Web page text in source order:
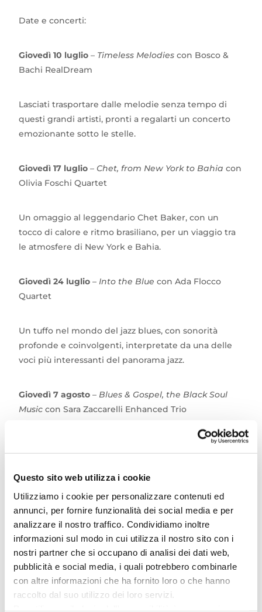
Questo sito web utilizza i cookie
Utilizziamo i cookie per personalizzare contenuti ed
annunci, per fornire funzionalità dei social media e per
analizzare il nostro traffico. Condividiamo inoltre
informazioni sul modo in cui utilizza il nostro sito con i
nostri partner che si occupano di analisi dei dati web,
pubblicità e social media, i quali potrebbero combinarle
con altre informazioni che ha fornito loro o che hanno
raccolto dal suo utilizzo dei loro servizi.
Date e concerti:
Giovedì 10 luglio – Timeless Melodies con Bosco &
Bachi RealDream
Lasciati trasportare dalle melodie senza tempo di
questi grandi artisti, pronti a regalarti un concerto
emozionante sotto le stelle.
Giovedì 17 luglio – Chet, from New York to Bahia con
Olivia Foschi Quartet
Un omaggio al leggendario Chet Baker, con un
tocco di calore e ritmo brasiliano, per un viaggio tra
le atmosfere di New York e Bahia.
Giovedì 24 luglio –Into the Blue con Ada Flocco
Quartet
Un tuffo nel mondo del jazz blues, con sonorità
profonde e coinvolgenti, interpretate da una delle
voci più interessanti del panorama jazz.
Giovedì 7 agosto –Blues & Gospel, the Black Soul
Music con Sara Zaccarelli Enhanced Trio
Un concerto dedicato alle radici del blues e del
lasciarsi coinvolgere dalle emozioni.
Non perdere l’occasione di vivere queste serate
uniche, in un’atmosfera magica e accogliente,
perfetta per gli amanti del jazz e della musica dal
vivo!
Ti aspettiamo per condividere insieme la passione
per il jazz!